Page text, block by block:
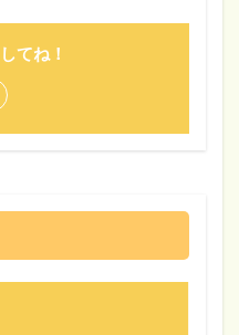
てね！